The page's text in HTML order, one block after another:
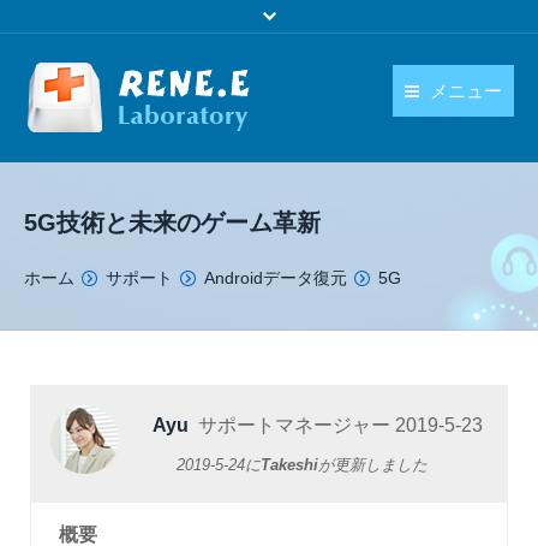
メニュー
ダウンロード
購入
操作ガイド
日本語
5G技術と未来のゲーム革新
You are here:
ホーム サポート Androidデータ復元 5G
Ayu サポートマネージャー 2019-5-23
2019-5-24にTakeshiが更新しました
概要